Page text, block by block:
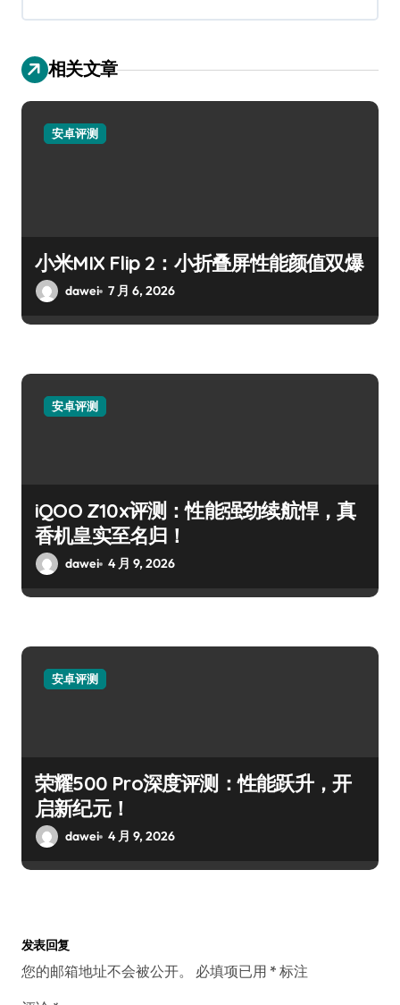
相关文章
安卓评测
小米MIX Flip 2：小折叠屏性能颜值双爆
dawei 7 月 6, 2026
安卓评测
iQOO Z10x评测：性能强劲续航悍，真
香机皇实至名归！
dawei 4 月 9, 2026
安卓评测
荣耀500 Pro深度评测：性能跃升，开
启新纪元！
dawei 4 月 9, 2026
发表回复
您的邮箱地址不会被公开。 必填项已用 * 标注